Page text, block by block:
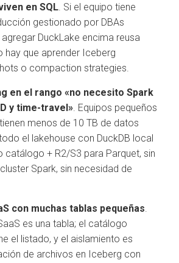
en SQL. Si el equipo tiene
gestionado por DBAs
DuckLake encima reusa
hay que aprender Iceberg
o compaction strategies.
en el rango «no necesito Spark
y time-travel». Equipos pequeños
menos de 10 TB de datos
el lakehouse con DuckDB local
+ R2/S3 para Parquet, sin
Spark, sin necesidad de
con muchas tablas pequeñas.
es una tabla; el catálogo
el listado, y el aislamiento es
de archivos en Iceberg con